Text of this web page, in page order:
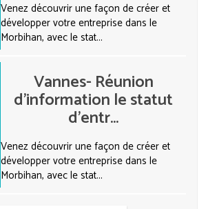
Venez découvrir une façon de créer et
développer votre entreprise dans le
Morbihan, avec le stat...
Vannes- Réunion
d’information le statut
d’entr...
Venez découvrir une façon de créer et
développer votre entreprise dans le
Morbihan, avec le stat...